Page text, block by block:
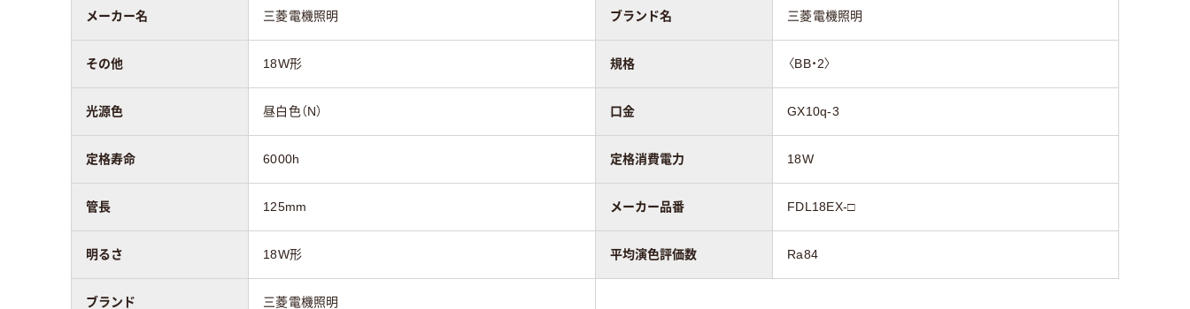
メーカー名 三菱電機照明 ブランド名 三菱電機照明
その他 18W形 規格 〈BB・2〉
光源色 昼白色（N） 口金 GX10q-3
定格寿命 6000h 定格消費電力 18W
管長 125mm メーカー品番 FDL18EX-□
明るさ 18W形 平均演色評価数 Ra84
ブランド 三菱電機照明